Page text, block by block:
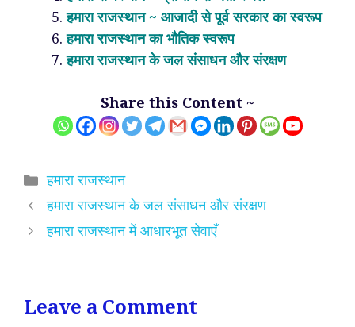
हमारा राजस्थान ~ आजादी से पूर्व सरकार का स्वरूप
हमारा राजस्थान का भौतिक स्वरूप
हमारा राजस्थान के जल संसाधन और संरक्षण
Share this Content ~
Categories
हमारा राजस्थान
हमारा राजस्थान के जल संसाधन और संरक्षण
हमारा राजस्थान में आधारभूत सेवाएँ
Leave a Comment